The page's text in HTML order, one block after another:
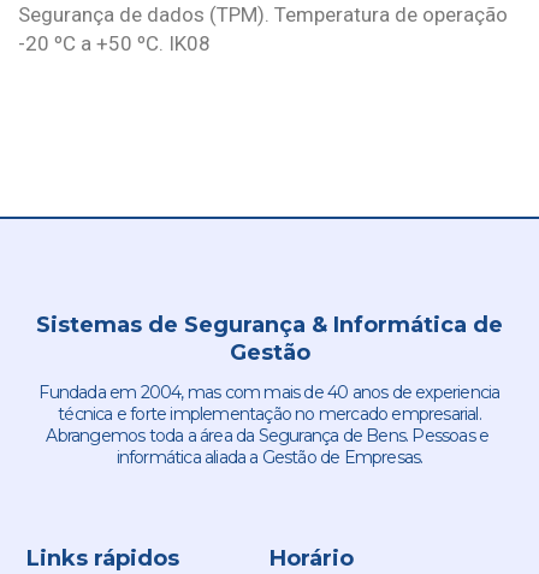
Segurança de dados (TPM). Temperatura de operação
-20 ºC a +50 ºC. IK08
Sistemas de Segurança & Informática de
Gestão
Fundada em 2004, mas com mais de 40 anos de experiencia
técnica e forte implementação no mercado empresarial.
Abrangemos toda a área da Segurança de Bens. Pessoas e
informática aliada a Gestão de Empresas.
Links rápidos Horário